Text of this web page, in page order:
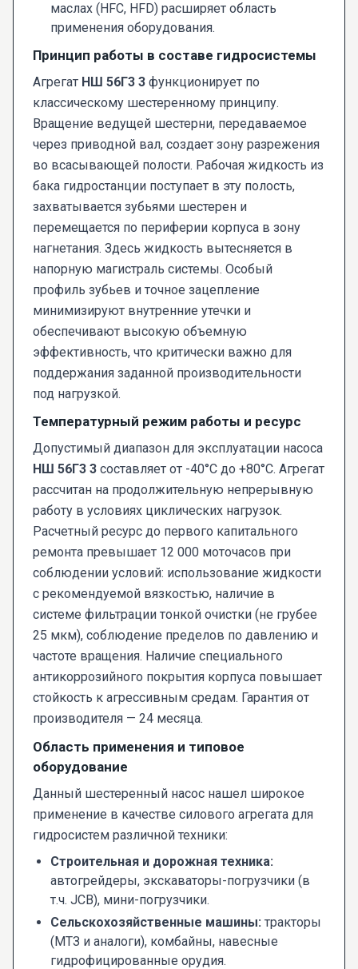
маслах (HFC, HFD) расширяет область
применения оборудования.
Принцип работы в составе гидросистемы
Агрегат НШ 56Г3 3 функционирует по
классическому шестеренному принципу.
Вращение ведущей шестерни, передаваемое
через приводной вал, создает зону разрежения
во всасывающей полости. Рабочая жидкость из
бака гидростанции поступает в эту полость,
захватывается зубьями шестерен и
перемещается по периферии корпуса в зону
нагнетания. Здесь жидкость вытесняется в
напорную магистраль системы. Особый
профиль зубьев и точное зацепление
минимизируют внутренние утечки и
обеспечивают высокую объемную
эффективность, что критически важно для
поддержания заданной производительности
под нагрузкой.
Температурный режим работы и ресурс
Допустимый диапазон для эксплуатации насоса
НШ 56Г3 3 составляет от -40°C до +80°C. Агрегат
рассчитан на продолжительную непрерывную
работу в условиях циклических нагрузок.
Расчетный ресурс до первого капитального
ремонта превышает 12 000 моточасов при
соблюдении условий: использование жидкости
с рекомендуемой вязкостью, наличие в
системе фильтрации тонкой очистки (не грубее
25 мкм), соблюдение пределов по давлению и
частоте вращения. Наличие специального
антикоррозийного покрытия корпуса повышает
стойкость к агрессивным средам. Гарантия от
производителя — 24 месяца.
Область применения и типовое
оборудование
Данный шестеренный насос нашел широкое
применение в качестве силового агрегата для
гидросистем различной техники:
Строительная и дорожная техника:
автогрейдеры, экскаваторы-погрузчики (в
т.ч. JCB), мини-погрузчики.
Сельскохозяйственные машины: тракторы
(МТЗ и аналоги), комбайны, навесные
гидрофицированные орудия.